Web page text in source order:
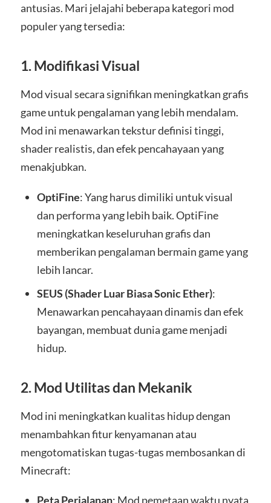
antusias. Mari jelajahi beberapa kategori mod
populer yang tersedia:
1.Modifikasi Visual
Mod visual secara signifikan meningkatkan grafis
game untuk pengalaman yang lebih mendalam.
Mod ini menawarkan tekstur definisi tinggi,
shader realistis, dan efek pencahayaan yang
menakjubkan.
OptiFine: Yang harus dimiliki untuk visual
dan performa yang lebih baik. OptiFine
meningkatkan keseluruhan grafis dan
memberikan pengalaman bermain game yang
lebih lancar.
SEUS (Shader Luar Biasa Sonic Ether):
Menawarkan pencahayaan dinamis dan efek
bayangan, membuat dunia game menjadi
hidup.
2.Mod Utilitas dan Mekanik
Mod ini meningkatkan kualitas hidup dengan
menambahkan fitur kenyamanan atau
mengotomatiskan tugas-tugas membosankan di
Minecraft:
Peta Perjalanan: Mod pemetaan waktu nyata